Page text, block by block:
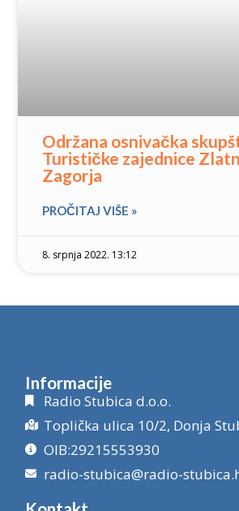
Održana osnivačka
Turističke zajednice
Zagorja
PROČITAJ VIŠE »
8. srpnja 2022. 13:12
Informacije
Radio Stubica d.o.o.
Toplička ulica 10/2, Donja
OIB:29215553930
radio-stubica@radio-